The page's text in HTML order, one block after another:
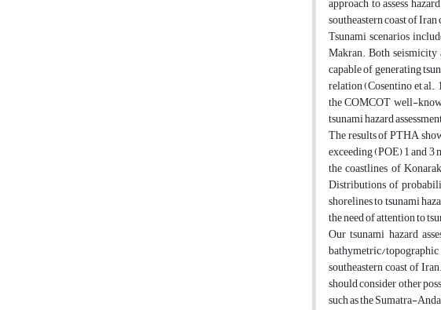
southeastern coast of
Tsunami scenarios
Makran. Both
capable of generating
relation (Cosentino et al.,
the COMCOT well-
tsunami hazard
The results of PTHA
exceeding (POE) 1 and 3
the coastlines of
Distributions of
shorelines to tsunami
the need of attention to
Our tsunami hazard
bathymetric/
southeastern coast of
should consider other
such as the Sumatra-